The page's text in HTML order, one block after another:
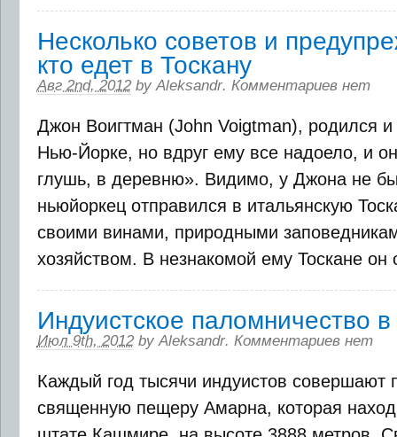
Несколько советов и
кто едет в Тоскану
Авг 2nd, 2012 byAleksandr. Комментариев нет
Джон Воигтман (John Voigtman), родился
Нью-Йорке, но вдруг ему все надоело, и
глушь, в деревню». Видимо, у Джона не
ньюйоркец отправился в итальянскую
своими винами, природными
хозяйством. В незнакомой ему Тоскане он
Индуистское паломничество
Июл 9th, 2012 byAleksandr. Комментариев нет
Каждый год тысячи индуистов совершают
священную пещеру Амарна, которая